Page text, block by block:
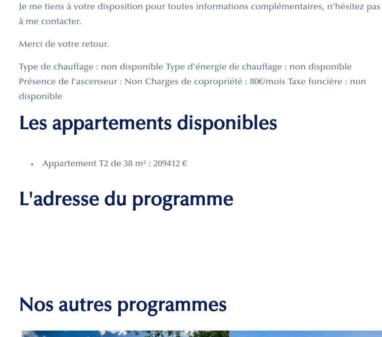
Je me tiens à votre disposition pour toutes informations complémentaires, n’hésitez pas
à me contacter.
Merci de votre retour.
Type de chauffage : non disponible Type d'énergie de chauffage : non disponible
Présence de l'ascenseur : Non Charges de copropriété : 80€/mois Taxe foncière : non
disponible
Les appartements disponibles
Appartement T2 de 38 m² : 209412 €
L'adresse du programme
Nos autres programmes